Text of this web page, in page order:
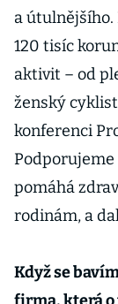
a útulnějšího.
120 tisíc
aktivit – od
ženský
konferenci
pomáhá
rodinám, a
Když se